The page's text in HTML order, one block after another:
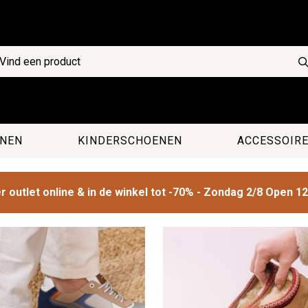
KINDERSCHOENEN
outlet online & in de winkel tot -70% - Zondag 2/8 Open